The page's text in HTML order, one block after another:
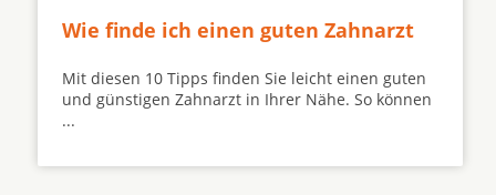
Wie finde ich einen guten Zahnarzt
Mit diesen 10 Tipps finden Sie leicht einen guten
und günstigen Zahnarzt in Ihrer Nähe. So können
...